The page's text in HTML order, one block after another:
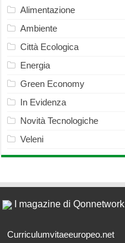
Alimentazione
Ambiente
Città Ecologica
Energia
Green Economy
In Evidenza
Novità Tecnologiche
Veleni
I magazine di Qonnetwork
Curriculumvitaeeuropeo.net